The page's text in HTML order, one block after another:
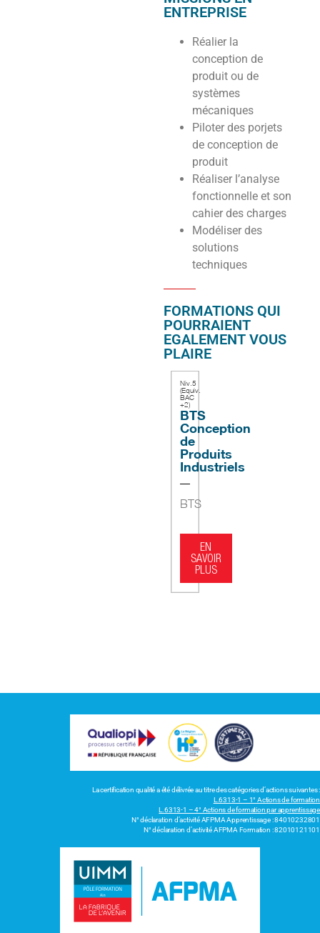
ENTREPRISE
Réalier la
conception de
produit ou de
systèmes
mécaniques
Piloter des porjets
de conception de
produit
Réaliser l’analyse
fonctionnelle et son
cahier des charges
Modéliser des
solutions
techniques
FORMATIONS QUI
POURRAIENT
EGALEMENT VOUS
PLAIRE
Niv.5
(Equiv.
BAC
+2)
BTS
Conception
de
Produits
Industriels
BTS
EN
SAVOIR
PLUS
La certification qualité a été délivrée au titre des catégories d’actions suivantes :
L.6313-1 – 1° Actions de formation
L.6313-1 – 4° Actions de formation par apprentissage
N° déclaration d’activité AFPMA Apprentissage : 84010232801
N° déclaration d’activité AFPMA Formation : 82010121101